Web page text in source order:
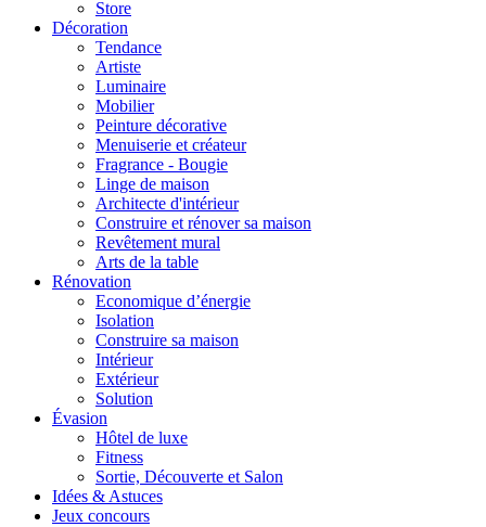
Store
Décoration
Tendance
Artiste
Luminaire
Mobilier
Peinture décorative
Menuiserie et créateur
Fragrance - Bougie
Linge de maison
Architecte d'intérieur
Construire et rénover sa maison
Revêtement mural
Arts de la table
Rénovation
Economique d’énergie
Isolation
Construire sa maison
Intérieur
Extérieur
Solution
Évasion
Hôtel de luxe
Fitness
Sortie, Découverte et Salon
Idées & Astuces
Jeux concours